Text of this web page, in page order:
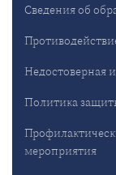
Сведения об
Недостоверная
Политика
мероприятия